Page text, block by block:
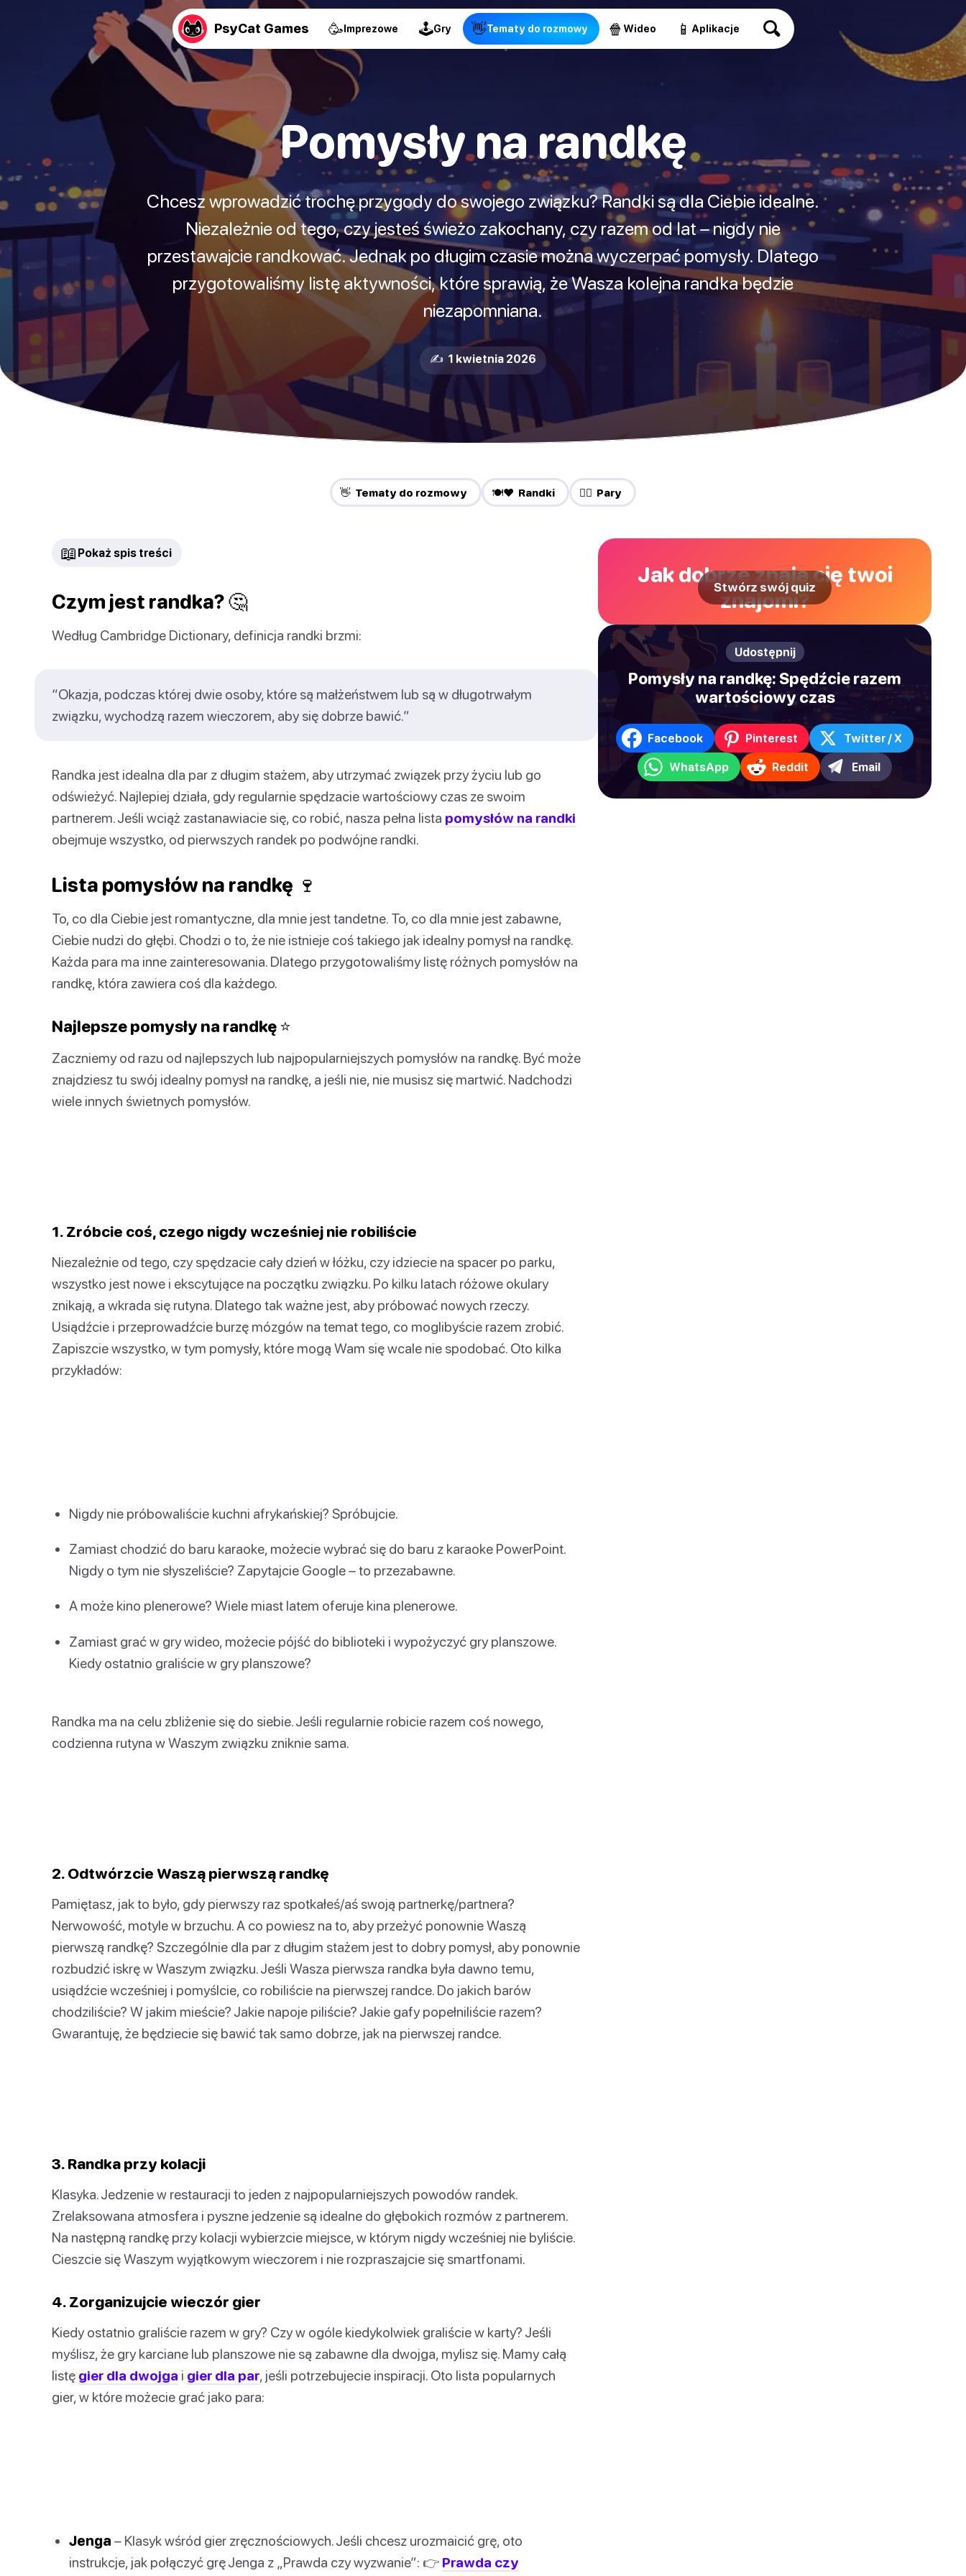
PsyCat Games 🥳Imprezowe 🕹Gry 👋Tematy do rozmowy 🍿 Wideo 📱 Aplikacje
Pomysły na randkę
Chcesz wprowadzić trochę przygody do swojego związku? Randki są dla Ciebie idealne.
Niezależnie od tego, czy jesteś świeżo zakochany, czy razem od lat – nigdy nie
przestawajcie randkować. Jednak po długim czasie można wyczerpać pomysły. Dlatego
przygotowaliśmy listę aktywności, które sprawią, że Wasza kolejna randka będzie
niezapomniana.
✍️ 1 kwietnia 2026
👋 Tematy do rozmowy 🍽️❤️ Randki ❤️‍🔥 Pary
📖 Pokaż spis treści
Czym jest randka? 🤔
Według Cambridge Dictionary, definicja randki brzmi:
“Okazja, podczas której dwie osoby, które są małżeństwem lub są w długotrwałym
związku, wychodzą razem wieczorem, aby się dobrze bawić.”
Randka jest idealna dla par z długim stażem, aby utrzymać związek przy życiu lub go
odświeżyć. Najlepiej działa, gdy regularnie spędzacie wartościowy czas ze swoim
partnerem. Jeśli wciąż zastanawiacie się, co robić, nasza pełna lista pomysłów na randki
obejmuje wszystko, od pierwszych randek po podwójne randki.
Lista pomysłów na randkę 🍷
To, co dla Ciebie jest romantyczne, dla mnie jest tandetne. To, co dla mnie jest zabawne,
Ciebie nudzi do głębi. Chodzi o to, że nie istnieje coś takiego jak idealny pomysł na randkę.
Każda para ma inne zainteresowania. Dlatego przygotowaliśmy listę różnych pomysłów na
randkę, która zawiera coś dla każdego.
Najlepsze pomysły na randkę ⭐️
Zaczniemy od razu od najlepszych lub najpopularniejszych pomysłów na randkę. Być może
znajdziesz tu swój idealny pomysł na randkę, a jeśli nie, nie musisz się martwić. Nadchodzi
wiele innych świetnych pomysłów.
1. Zróbcie coś, czego nigdy wcześniej nie robiliście
Niezależnie od tego, czy spędzacie cały dzień w łóżku, czy idziecie na spacer po parku,
wszystko jest nowe i ekscytujące na początku związku. Po kilku latach różowe okulary
znikają, a wkrada się rutyna. Dlatego tak ważne jest, aby próbować nowych rzeczy.
Usiądźcie i przeprowadźcie burzę mózgów na temat tego, co moglibyście razem zrobić.
Zapiszcie wszystko, w tym pomysły, które mogą Wam się wcale nie spodobać. Oto kilka
przykładów:
Nigdy nie próbowaliście kuchni afrykańskiej? Spróbujcie.
Zamiast chodzić do baru karaoke, możecie wybrać się do baru z karaoke PowerPoint.
Nigdy o tym nie słyszeliście? Zapytajcie Google – to przezabawne.
A może kino plenerowe? Wiele miast latem oferuje kina plenerowe.
Zamiast grać w gry wideo, możecie pójść do biblioteki i wypożyczyć gry planszowe.
Kiedy ostatnio graliście w gry planszowe?
Randka ma na celu zbliżenie się do siebie. Jeśli regularnie robicie razem coś nowego,
codzienna rutyna w Waszym związku zniknie sama.
2. Odtwórzcie Waszą pierwszą randkę
Pamiętasz, jak to było, gdy pierwszy raz spotkałeś/aś swoją partnerkę/partnera?
Nerwowość, motyle w brzuchu. A co powiesz na to, aby przeżyć ponownie Waszą
pierwszą randkę? Szczególnie dla par z długim stażem jest to dobry pomysł, aby ponownie
rozbudzić iskrę w Waszym związku. Jeśli Wasza pierwsza randka była dawno temu,
usiądźcie wcześniej i pomyślcie, co robiliście na pierwszej randce. Do jakich barów
chodziliście? W jakim mieście? Jakie napoje piliście? Jakie gafy popełniliście razem?
Gwarantuję, że będziecie się bawić tak samo dobrze, jak na pierwszej randce.
3. Randka przy kolacji
Klasyka. Jedzenie w restauracji to jeden z najpopularniejszych powodów randek.
Zrelaksowana atmosfera i pyszne jedzenie są idealne do głębokich rozmów z partnerem.
Na następną randkę przy kolacji wybierzcie miejsce, w którym nigdy wcześniej nie byliście.
Cieszcie się Waszym wyjątkowym wieczorem i nie rozpraszajcie się smartfonami.
4. Zorganizujcie wieczór gier
Kiedy ostatnio graliście razem w gry? Czy w ogóle kiedykolwiek graliście w karty? Jeśli
myślisz, że gry karciane lub planszowe nie są zabawne dla dwojga, mylisz się. Mamy całą
listę gier dla dwojga i gier dla par, jeśli potrzebujecie inspiracji. Oto lista popularnych
gier, w które możecie grać jako para:
Jenga – Klasyk wśród gier zręcznościowych. Jeśli chcesz urozmaicić grę, oto
instrukcje, jak połączyć grę Jenga z „Prawda czy wyzwanie”: 👉 Prawda czy
Jak dobrze znają cię twoi
znajomi?
Stwórz swój quiz
Udostępnij
Pomysły na randkę: Spędźcie razem
wartościowy czas
Facebook Pinterest Twitter / X
WhatsApp Reddit Email